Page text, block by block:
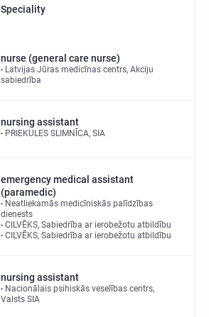
Speciality
nurse (general care nurse)
Latvijas Jūras medicīnas centrs, Akciju
sabiedrība
nursing assistant
PRIEKULES SLIMNĪCA, SIA
emergency medical assistant
(paramedic)
Neatliekamās medicīniskās palīdzības
dienests
CILVĒKS, Sabiedrība ar ierobežotu atbildību
CILVĒKS, Sabiedrība ar ierobežotu atbildību
nursing assistant
Nacionālais psihiskās veselības centrs,
Valsts SIA